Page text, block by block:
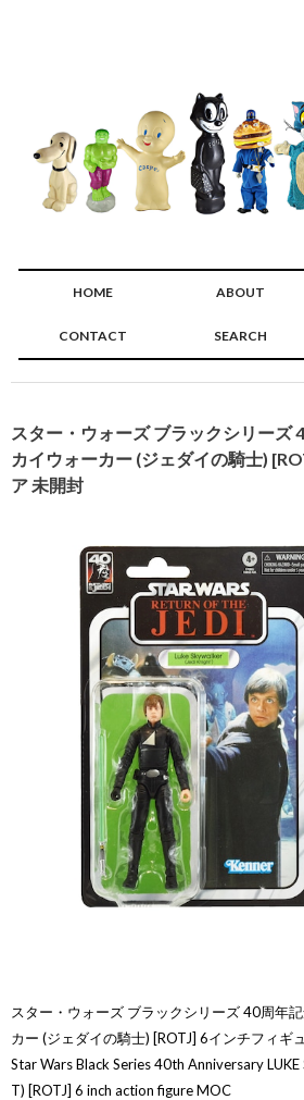
HOME ABOUT
CONTACT SEARCH
スター・ウォーズ ブラックシリーズ
カイウォーカー (ジェダイの騎士)
ア 未開封
スター・ウォーズ ブラックシリーズ 40周年
カー (ジェダイの騎士) [ROTJ] 6インチフィギ
Star Wars Black Series 40th Anniversary LUKE
T) [ROTJ] 6 inch action figure MOC